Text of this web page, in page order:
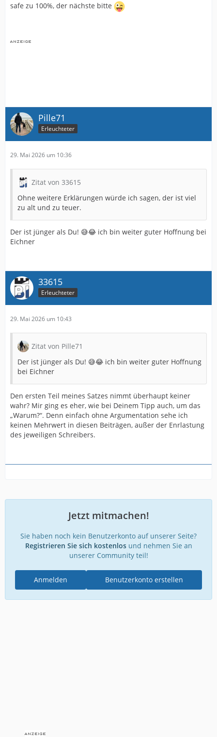
safe zu 100%, der nächste bitte
Pille71
Erleuchteter
29. Mai 2026 um 10:36
Zitat von 33615
Ohne weitere Erklärungen würde ich sagen, der ist viel
zu alt und zu teuer.
Der ist jünger als Du! 😅😂 ich bin weiter guter Hoffnung bei
Eichner
33615
Erleuchteter
29. Mai 2026 um 10:43
Zitat von Pille71
Der ist jünger als Du! 😅😂 ich bin weiter guter Hoffnung
bei Eichner
Den ersten Teil meines Satzes nimmt überhaupt keiner
wahr? Mir ging es eher, wie bei Deinem Tipp auch, um das
„Warum?“. Denn einfach ohne Argumentation sehe ich
keinen Mehrwert in diesen Beiträgen, außer der Enrlastung
des jeweiligen Schreibers.
Jetzt mitmachen!
Sie haben noch kein Benutzerkonto auf unserer Seite?
Registrieren Sie sich kostenlosund nehmen Sie an
unserer Community teil!
Benutzerkonto erstellen
Anmelden